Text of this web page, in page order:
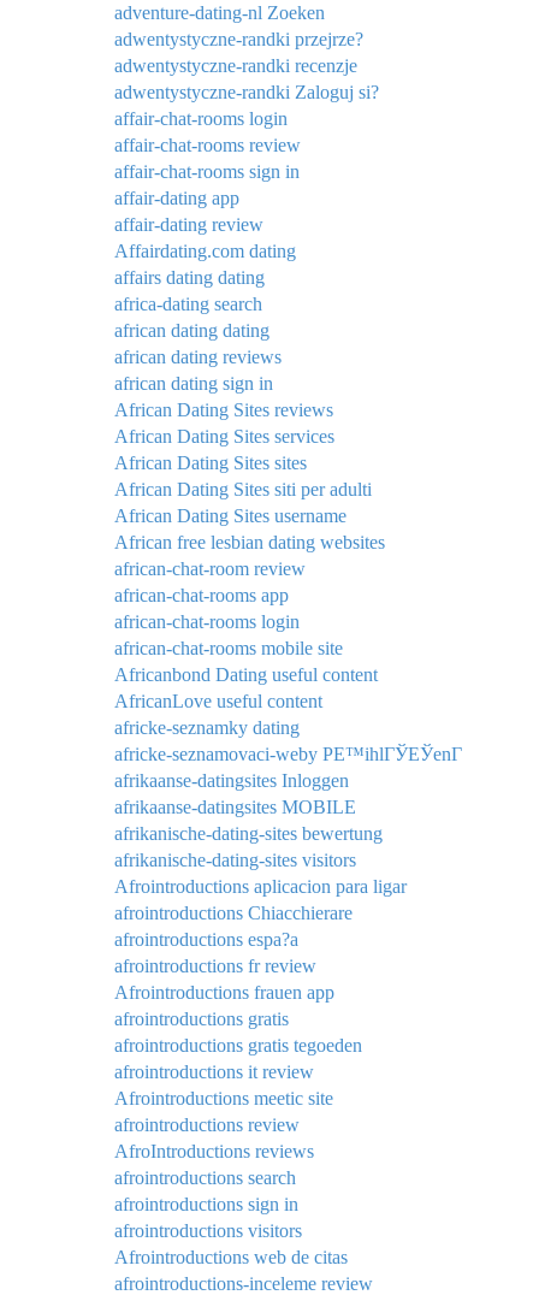
adventure-dating-nl Zoeken
adwentystyczne-randki przejrze?
adwentystyczne-randki recenzje
adwentystyczne-randki Zaloguj si?
affair-chat-rooms login
affair-chat-rooms review
affair-chat-rooms sign in
affair-dating app
affair-dating review
Affairdating.com dating
affairs dating dating
africa-dating search
african dating dating
african dating reviews
african dating sign in
African Dating Sites reviews
African Dating Sites services
African Dating Sites sites
African Dating Sites siti per adulti
African Dating Sites username
African free lesbian dating websites
african-chat-room review
african-chat-rooms app
african-chat-rooms login
african-chat-rooms mobile site
Africanbond Dating useful content
AfricanLove useful content
africke-seznamky dating
africke-seznamovaci-weby PЕ™ihlГЎЕЎenГ­
afrikaanse-datingsites Inloggen
afrikaanse-datingsites MOBILE
afrikanische-dating-sites bewertung
afrikanische-dating-sites visitors
Afrointroductions aplicacion para ligar
afrointroductions Chiacchierare
afrointroductions espa?a
afrointroductions fr review
Afrointroductions frauen app
afrointroductions gratis
afrointroductions gratis tegoeden
afrointroductions it review
Afrointroductions meetic site
afrointroductions review
AfroIntroductions reviews
afrointroductions search
afrointroductions sign in
afrointroductions visitors
Afrointroductions web de citas
afrointroductions-inceleme review